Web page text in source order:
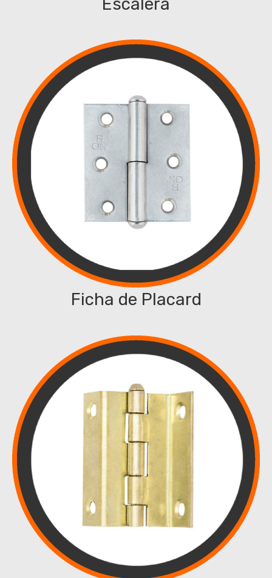
Escalera
Ficha de Placard